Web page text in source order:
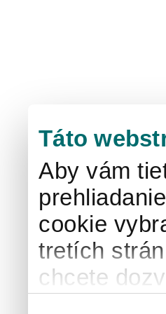
Táto
Aby vám
cookie
tretích
chcete